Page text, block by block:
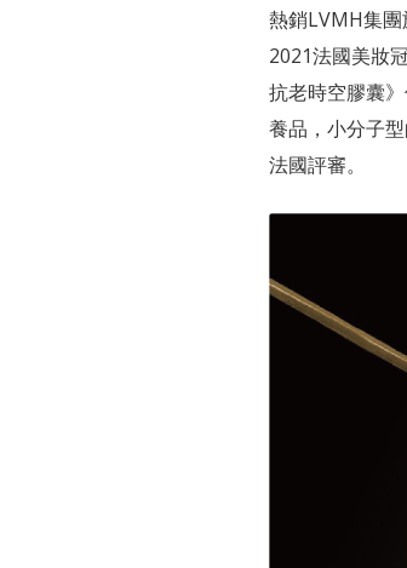
熱銷LVMH集
2021法國美妝
抗老時空膠囊
養品，小分子
法國評審。